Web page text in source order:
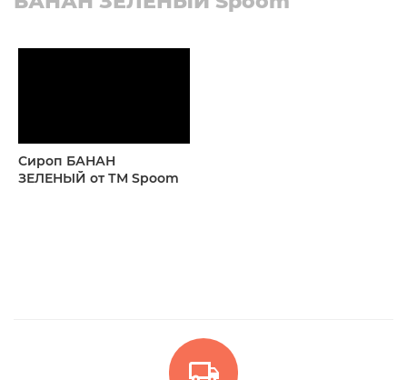
Сироп БАНАН
ЗЕЛЕНЫЙ от ТМ Spoom